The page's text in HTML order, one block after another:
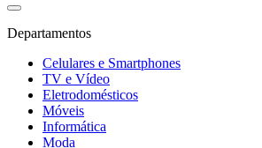
Departamentos
Celulares e Smartphones
TV e Vídeo
Eletrodomésticos
Móveis
Informática
Moda